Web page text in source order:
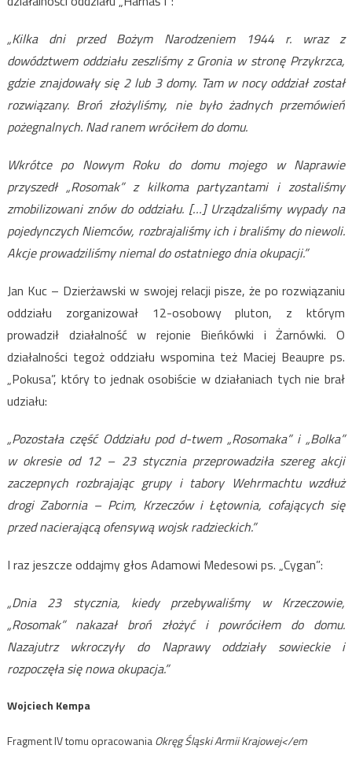
„Kilka dni przed Bożym Narodzeniem 1944 r. wraz z
dowództwem oddziału zeszliśmy z Gronia w stronę Przykrzca,
gdzie znajdowały się 2 lub 3 domy. Tam w nocy oddział został
rozwiązany. Broń złożyliśmy, nie było żadnych przemówień
pożegnalnych. Nad ranem wróciłem do domu.
Wkrótce po Nowym Roku do domu mojego w Naprawie
przyszedł „Rosomak” z kilkoma partyzantami i zostaliśmy
zmobilizowani znów do oddziału. […] Urządzaliśmy wypady na
pojedynczych Niemców, rozbrajaliśmy ich i braliśmy do niewoli.
Akcje prowadziliśmy niemal do ostatniego dnia okupacji.”
Jan Kuc – Dzierżawski w swojej relacji pisze, że po rozwiązaniu
oddziału zorganizował 12-osobowy pluton, z którym
prowadził działalność w rejonie Bieńkówki i Żarnówki. O
działalności tegoż oddziału wspomina też Maciej Beaupre ps.
„Pokusa”, który to jednak osobiście w działaniach tych nie brał
udziału:
„Pozostała część Oddziału pod d-twem „Rosomaka” i „Bolka”
w okresie od 12 – 23 stycznia przeprowadziła szereg akcji
zaczepnych rozbrajając grupy i tabory Wehrmachtu wzdłuż
drogi Zabornia – Pcim, Krzeczów i Łętownia, cofających się
przed nacierającą ofensywą wojsk radzieckich.”
I raz jeszcze oddajmy głos Adamowi Medesowi ps. „Cygan”:
„Dnia 23 stycznia, kiedy przebywaliśmy w Krzeczowie,
„Rosomak” nakazał broń złożyć i powróciłem do domu.
Nazajutrz wkroczyły do Naprawy oddziały sowieckie i
rozpoczęła się nowa okupacja.”
Wojciech Kempa
Fragment IV tomu opracowaniaOkręg Śląski Armii Krajowej</em